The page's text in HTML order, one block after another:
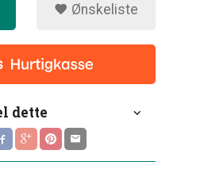
Ønskeliste
dette